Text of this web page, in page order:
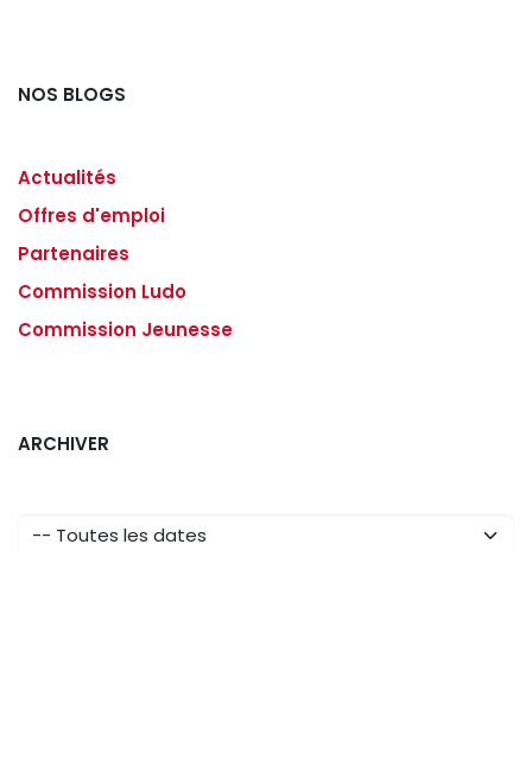
NOS BLOGS
Actualités
Offres d'emploi
Partenaires
Commission Ludo
Commission Jeunesse
ARCHIVER